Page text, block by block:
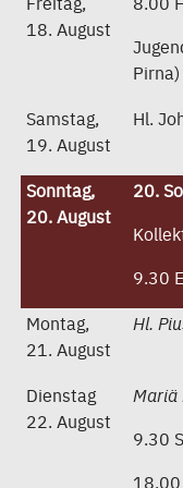
18. August
Pirna)
Samstag,
19. August
Hl.
Sonntag,
20. August
20.
9.30
Montag,
21. August
Hl.
Dienstag
22. August
Mariä
9.30
18.00